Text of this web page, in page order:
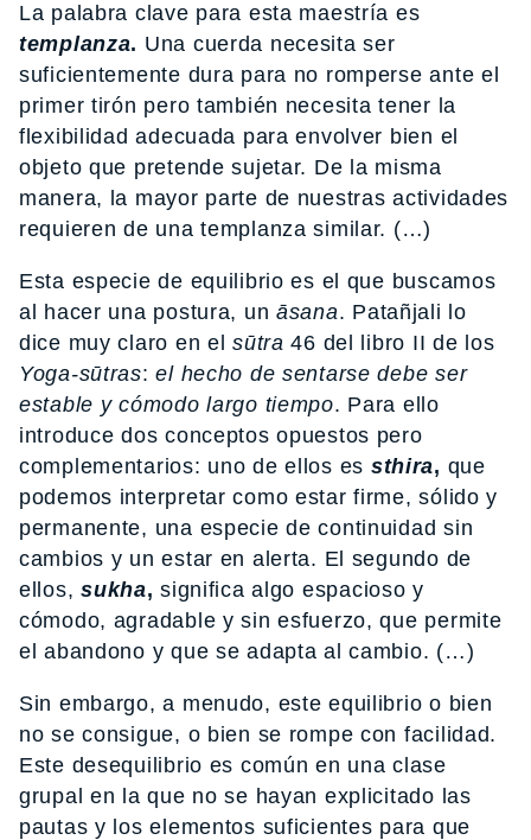
La palabra clave para esta maestría es
templanza. Una cuerda necesita ser
suficientemente dura para no romperse ante el
primer tirón pero también necesita tener la
flexibilidad adecuada para envolver bien el
objeto que pretende sujetar. De la misma
manera, la mayor parte de nuestras actividades
requieren de una templanza similar. (…)
Esta especie de equilibrio es el que buscamos
al hacer una postura, unāsana. Patañjali lo
dice muy claro en elsūtra 46 del libro II de los
Yoga-sūtras:el hecho de sentarse debe ser
estable y cómodo largo tiempo. Para ello
introduce dos conceptos opuestos pero
complementarios: uno de ellos es sthira, que
podemos interpretar como estar firme, sólido y
permanente, una especie de continuidad sin
cambios y un estar en alerta. El segundo de
ellos, sukha, significa algo espacioso y
cómodo, agradable y sin esfuerzo, que permite
el abandono y que se adapta al cambio. (…)
Sin embargo, a menudo, este equilibrio o bien
no se consigue, o bien se rompe con facilidad.
Este desequilibrio es común en una clase
grupal en la que no se hayan explicitado las
pautas y los elementos suficientes para que